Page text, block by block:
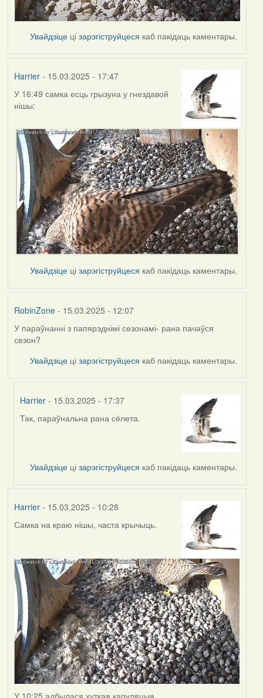
Увайдзіце цізарэгіструйцеся каб пакідаць каментары.
Harrier- 15.03.2025 - 17:47
У 16:49 самка есць грызуна у гнездавой
нішы:
Увайдзіце цізарэгіструйцеся каб пакідаць каментары.
RobinZone- 15.03.2025 - 12:07
У параўнанні з папярэднімі сезонамі- рана пачаўся
сезон?
Увайдзіце цізарэгіструйцеся каб пакідаць каментары.
Harrier - 15.03.2025 - 17:37
In
RobinZone
Так, параўнальна рана сёлета.
Увайдзіце цізарэгіструйцеся каб пакідаць каментары.
Harrier- 15.03.2025 - 10:28
Самка на краю нішы, часта крычыць.